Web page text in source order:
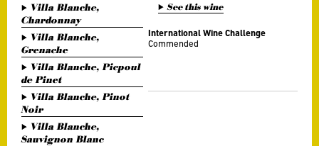
Villa Blanche,
Chardonnay
Villa Blanche,
Grenache
Villa Blanche, Picpoul
de Pinet
Villa Blanche, Pinot
Noir
Villa Blanche,
Sauvignon Blanc
See this wine
International Wine Challenge
Commended